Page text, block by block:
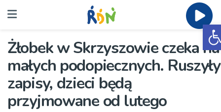
Żłobek w Skrzyszowie czeka na
małych podopiecznych. Ruszyły
zapisy, dzieci będą
przyjmowane od lutego